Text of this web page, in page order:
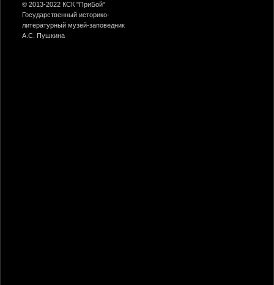
© 2013-2022 КСК "ПриБой"
Государственный историко-
литературный музей-заповедник
А.С. Пушкина